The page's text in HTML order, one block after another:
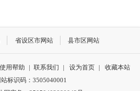
省设区市网站 县市区网站
使用帮助 | 联系我们 | 设为首页 |
收藏本站
站标识码：3505040001